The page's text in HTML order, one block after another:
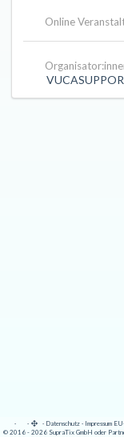
Online
· · · Datenschutz · Impressum
© 2016 - 2026 SupraTix GmbH oder